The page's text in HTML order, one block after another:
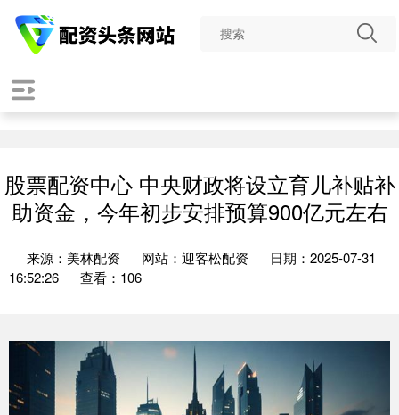
股票配资中心 中央财政将设立育儿补贴补
助资金，今年初步安排预算900亿元左右
来源：美林配资 网站：迎客松配资
日期：2025-07-31
16:52:26
查看：106